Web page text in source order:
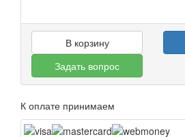
В корзину
Задать вопрос
К оплате принимаем